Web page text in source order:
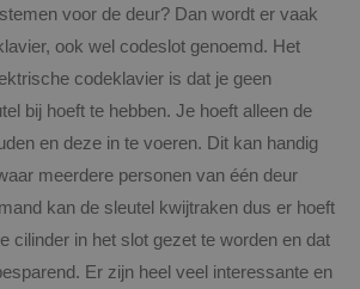
voor de deur? Dan wordt er vaak
ook wel codeslot genoemd. Het
codeklavier is dat je geen
bij hoeft te hebben. Je hoeft alleen de
en deze in te voeren. Dit kan handig
meerdere personen van één deur
kan de sleutel kwijtraken dus er hoeft
cilinder in het slot gezet te worden en dat
Er zijn heel veel interessante en